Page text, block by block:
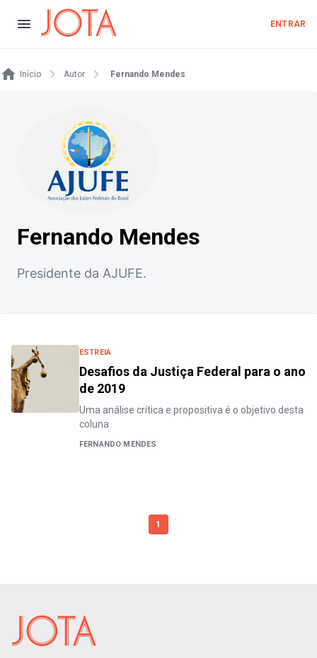
ENTRAR
Início Autor Fernando Mendes
Fernando Mendes
Presidente da AJUFE.
ESTREIA
Desafios da Justiça Federal para o ano
de 2019
Uma análise crítica e propositiva é o objetivo desta
coluna
FERNANDO MENDES
1